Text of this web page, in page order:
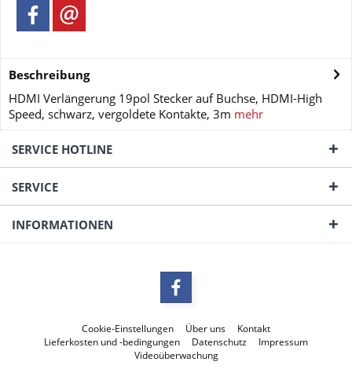
Beschreibung
HDMI Verlängerung 19pol Stecker auf Buchse, HDMI-High
Speed, schwarz, vergoldete Kontakte, 3m mehr
SERVICE HOTLINE
SERVICE
INFORMATIONEN
Cookie-Einstellungen Über uns
Kontakt
Lieferkosten und -bedingungen
Datenschutz
Impressum
Videoüberwachung